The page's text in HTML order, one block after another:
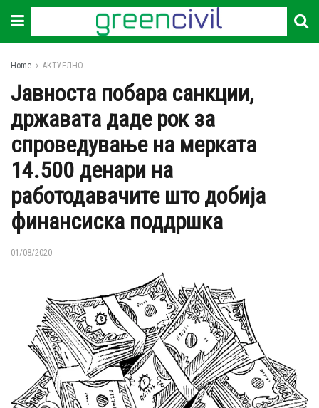
Home АКТУЕЛНО
Јавноста побара санкции,
државата даде рок за
спроведување на мерката
14.500 денари на
работодавачите што добија
финансиска поддршка
01/08/2020